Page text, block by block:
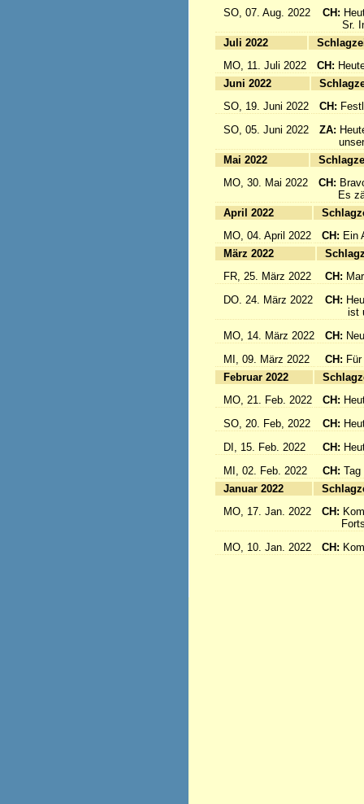
SO, 07. Aug. 2022
CH:
Sr.
Juli 2022
MO, 11. Juli 2022
CH:
Juni 2022
SO, 19. Juni 2022
CH:
SO, 05. Juni 2022
ZA:
Mai 2022
MO, 30. Mai 2022
CH:
Es
April 2022
MO, 04. April 2022
CH: Ein
März 2022
FR, 25. März 2022
CH:
DO. 24. März 2022
CH:
ist
MO, 14. März 2022
CH:
MI, 09. März 2022
CH:
Februar 2022
MO, 21. Feb. 2022
CH:
SO, 20. Feb, 2022
CH:
DI, 15. Feb. 2022
CH:
MI, 02. Feb. 2022
CH: Tag
Januar 2022
MO, 17. Jan. 2022
CH:
MO, 10. Jan. 2022
CH: